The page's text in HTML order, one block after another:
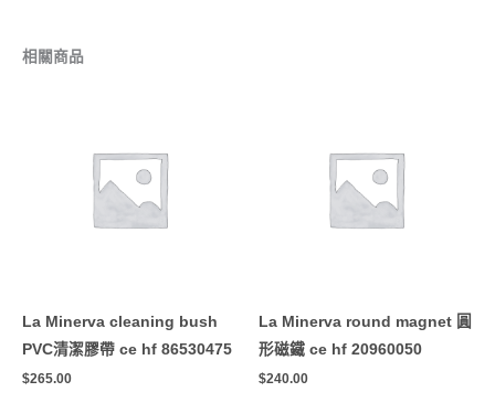
相關商品
La Minerva cleaning bush
PVC清潔膠帶 ce hf 86530475
$265.00
La Minerva round magnet 圓
形磁鐵 ce hf 20960050
$240.00